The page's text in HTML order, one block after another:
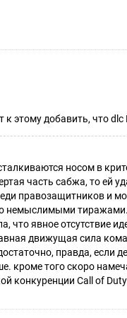
к этому добавить, что
носом в
часть сабжа, то ей
правозащитников и
немыслимыми
что явное отсутствие
движущая сила
правда,
кроме того скоро
конкуренции Call of